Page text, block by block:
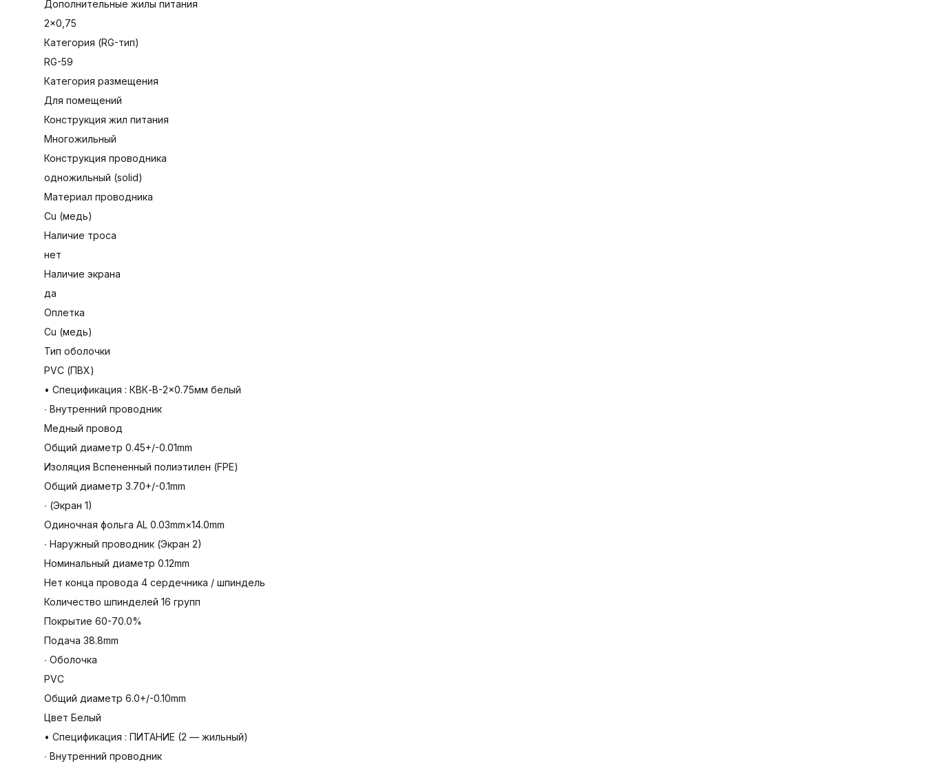
Дополнительные жилы питания
2×0,75
Категория (RG-тип)
RG-59
Категория размещения
Для помещений
Конструкция жил питания
Многожильный
Конструкция проводника
одножильный (solid)
Материал проводника
Cu (медь)
Наличие троса
нет
Наличие экрана
да
Оплетка
Cu (медь)
Тип оболочки
PVC (ПВХ)
• Спецификация : КВК-В-2×0.75мм белый
∙ Внутренний проводник
Медный провод
Общий диаметр 0.45+/-0.01mm
Изоляция Вспененный полиэтилен (FPE)
Общий диаметр 3.70+/-0.1mm
∙ (Экран 1)
Одиночная фольга AL 0.03mm×14.0mm
∙ Наружный проводник (Экран 2)
Номинальный диаметр 0.12mm
Нет конца провода 4 сердечника / шпиндель
Количество шпинделей 16 групп
Покрытие 60-70.0%
Подача 38.8mm
∙ Оболочка
PVC
Общий диаметр 6.0+/-0.10mm
Цвет Белый
• Спецификация : ПИТАНИЕ (2 — жильный)
∙ Внутренний проводник